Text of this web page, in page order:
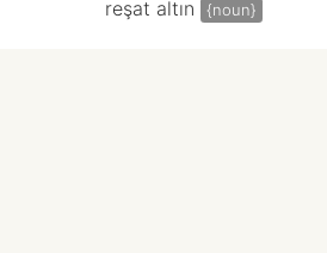
reşat altın {noun}